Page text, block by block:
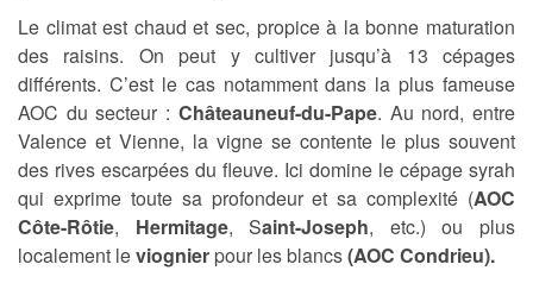
Le climat est chaud et sec, propice à la bonne maturation
des raisins. On peut y cultiver jusqu’à 13 cépages
différents. C’est le cas notamment dans la plus fameuse
AOC du secteur : Châteauneuf-du-Pape. Au nord, entre
Valence et Vienne, la vigne se contente le plus souvent
des rives escarpées du fleuve. Ici domine le cépage syrah
qui exprime toute sa profondeur et sa complexité (AOC
Côte-Rôtie, Hermitage, Saint-Joseph, etc.) ou plus
localement leviognier pour les blancs(AOC Condrieu).